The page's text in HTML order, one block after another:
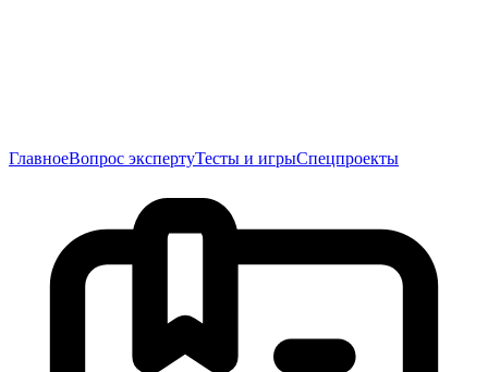
ГлавноеВопрос экспертуТесты и игрыСпецпроекты